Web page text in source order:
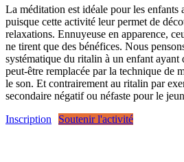
La méditation est idéale pour les enfants
puisque cette activité leur permet de
relaxations. Ennuyeuse en apparence,
ne tirent que des bénéfices. Nous
systématique du ritalin à un enfant ayant
peut-être remplacée par la technique de
le son. Et contrairement au ritalin par
secondaire négatif ou néfaste pour le
Inscription
Soutenir l'activité